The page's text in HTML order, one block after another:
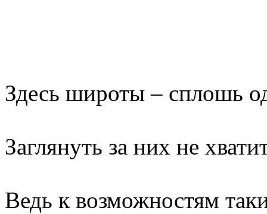
Здесь широты – сплошь
Заглянуть за них не
Ведь к возможностям